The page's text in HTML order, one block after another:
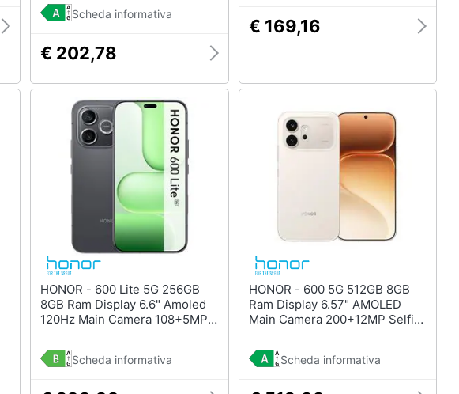
Scheda informativa
€ 202,78
€ 169,16
HONOR - 600 Lite 5G 256GB
8GB Ram Display 6.6" Amoled
120Hz Main Camera 108+5MP
(eSim) MagicOS 10 Dimensity
7100 Elite 6250mAh Velvet
Scheda informativa
HONOR - 600 5G 512GB 8GB
Ram Display 6.57" AMOLED
Main Camera 200+12MP Selfie
MagicOS 10 Snapdragon 7
Gen4 6400mAh Golden White
Scheda informativa